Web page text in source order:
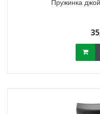
Пружинка